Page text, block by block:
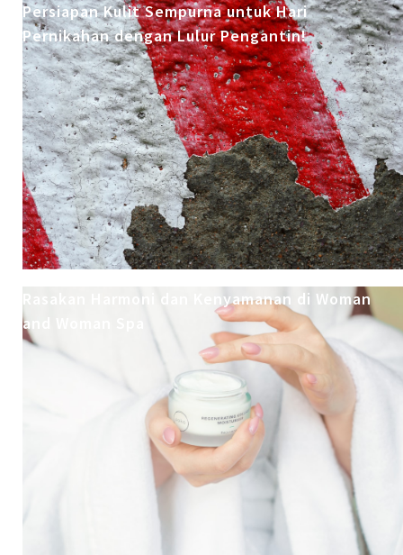
Persiapan Kulit Sempurna untuk Hari
Pernikahan dengan Lulur Pengantin!
Rasakan Harmoni dan Kenyamanan di Woman
and Woman Spa